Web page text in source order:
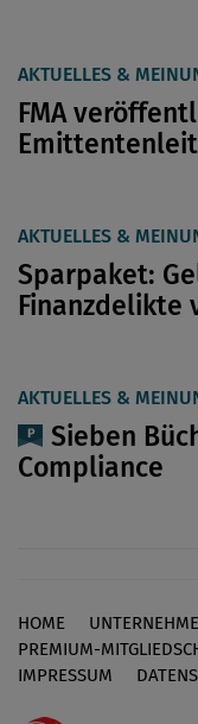
AKTUELLES &
FMA
AKTUELLES &
Sparpaket:
Finanzdelikte
AKTUELLES &
Sieben
Compliance
Footer
HOME
PREMIUM-
IMPRESSUM